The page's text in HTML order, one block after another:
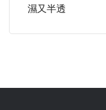
濕又半透